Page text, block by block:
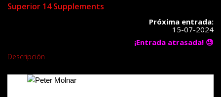
Superior 14 Supplements
Próxima entrada:
15-07-2024
¡Entrada atrasada! 😓
Descripción